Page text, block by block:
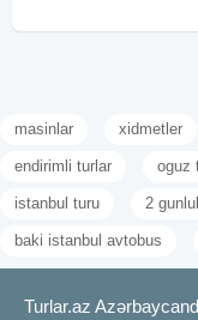
masinlar xidmetler
endirimli turlar oguz
istanbul turu 2
baki istanbul avtobus
Turlar.az